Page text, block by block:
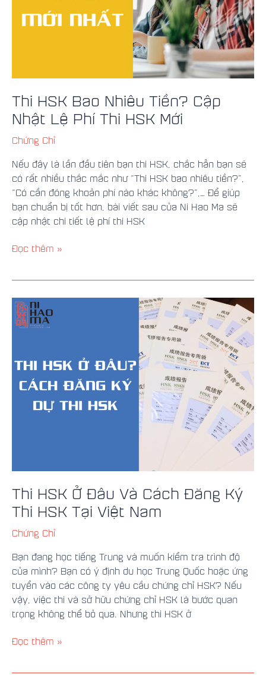
Thi HSK Bao Nhiêu Tiền? Cập
Nhật Lệ Phí Thi HSK Mới
Chứng Chỉ
Nếu đây là lần đầu tiên bạn thi HSK, chắc hẳn bạn sẽ
có rất nhiều thắc mắc như “Thi HSK bao nhiêu tiền?”,
“Có cần đóng khoản phí nào khác không?”,… Để giúp
bạn chuẩn bị tốt hơn, bài viết sau của Ni Hao Ma sẽ
cập nhật chi tiết lệ phí thi HSK
Phí
Đọc thêm »
Thi HSK Ở Đâu Và Cách Đăng Ký
Thi HSK Tại Việt Nam
Chứng Chỉ
Bạn đang học tiếng Trung và muốn kiểm tra trình độ
của mình? Bạn có ý định du học Trung Quốc hoặc ứng
tuyển vào các công ty yêu cầu chứng chỉ HSK? Nếu
vậy, việc thi và sở hữu chứng chỉ HSK là bước quan
trọng không thể bỏ qua. Nhưng thi HSK ở
Thi
HSK
Và
Cách
Đăng
Đọc thêm »